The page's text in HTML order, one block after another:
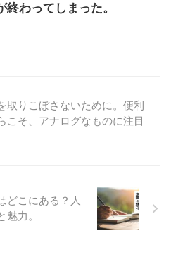
終わってしまった。
取りこぼさないために。便利
こそ、アナログなものに注目
どこにある？人
力。